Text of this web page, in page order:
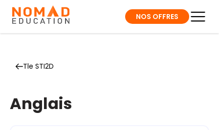
NOS OFFRES
Tle STI2D
Anglais